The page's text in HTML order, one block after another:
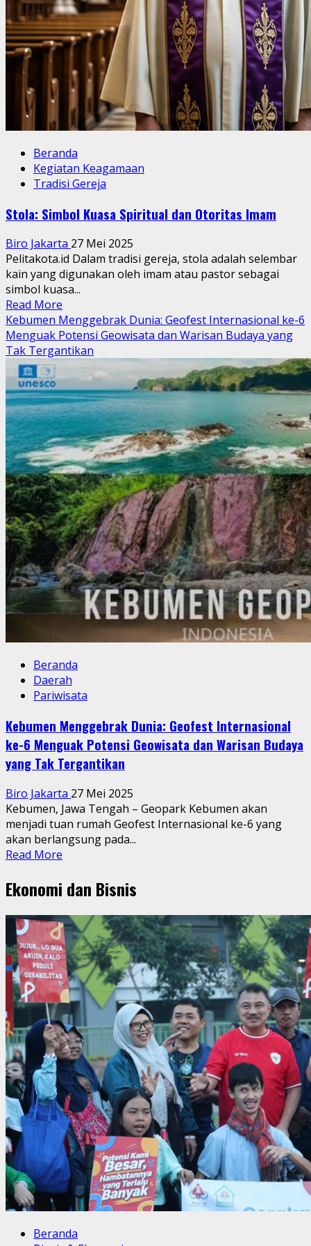
Beranda
Kegiatan Keagamaan
Tradisi Gereja
Stola: Simbol Kuasa Spiritual dan Otoritas Imam
Biro Jakarta 27 Mei 2025
Pelitakota.id Dalam tradisi gereja, stola adalah selembar
kain yang digunakan oleh imam atau pastor sebagai
simbol kuasa...
Read More
more
about
Stola:
Kuasa
Spiritual
dan
Otoritas
Imam
Kebumen Menggebrak Dunia: Geofest Internasional ke-6
Menguak Potensi Geowisata dan Warisan Budaya yang
Tak Tergantikan
Beranda
Daerah
Pariwisata
Kebumen Menggebrak Dunia: Geofest Internasional
ke-6 Menguak Potensi Geowisata dan Warisan Budaya
yang Tak Tergantikan
Biro Jakarta 27 Mei 2025
Kebumen, Jawa Tengah – Geopark Kebumen akan
menjadi tuan rumah Geofest Internasional ke-6 yang
akan berlangsung pada...
Read More
about
Kebumen
Menggebrak
Dunia:
Geofest
Internasional
ke-
6
Menguak
Potensi
Geowisata
dan
Warisan
Budaya
yang
Tak
Tergantikan
Ekonomi dan Bisnis
Beranda